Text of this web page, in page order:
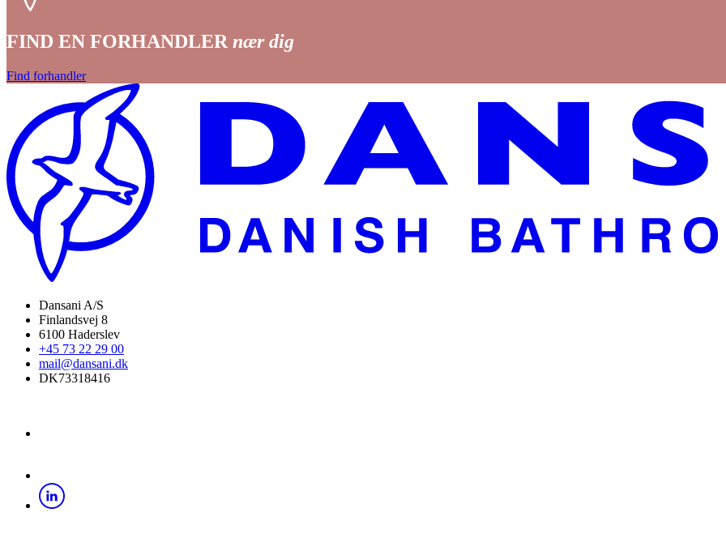
FIND EN FORHANDLER nær dig
Find forhandler
Dansani A/S
Finlandsvej 8
6100 Haderslev
+45 73 22 29 00
mail@dansani.dk
DK73318416